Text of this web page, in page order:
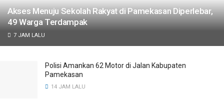
Akses Menuju Sekolah Rakyat di Pamekasan Diperlebar,
49 Warga Terdampak
7 JAM LALU
Polisi Amankan 62 Motor di Jalan Kabupaten
Pamekasan
14 JAM LALU